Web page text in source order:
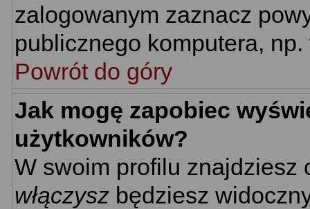
zalogowanym zaznacz
publicznego komputera,
Powrót do góry
Jak mogę zapobiec
użytkowników?
W swoim profilu znajdziesz
włączysz będziesz